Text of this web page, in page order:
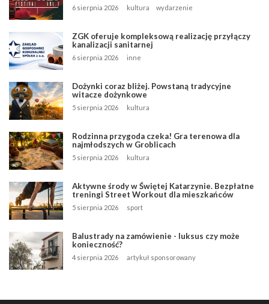
6 sierpnia 2026 kultura wydarzenie
ZGK oferuje kompleksową realizację przyłączy
kanalizacji sanitarnej
6 sierpnia 2026 inne
Dożynki coraz bliżej. Powstaną tradycyjne
witacze dożynkowe
5 sierpnia 2026 kultura
Rodzinna przygoda czeka! Gra terenowa dla
najmłodszych w Groblicach
5 sierpnia 2026 kultura
Aktywne środy w Świętej Katarzynie. Bezpłatne
treningi Street Workout dla mieszkańców
5 sierpnia 2026 sport
Balustrady na zamówienie - luksus czy może
konieczność?
4 sierpnia 2026 artykuł sponsorowany